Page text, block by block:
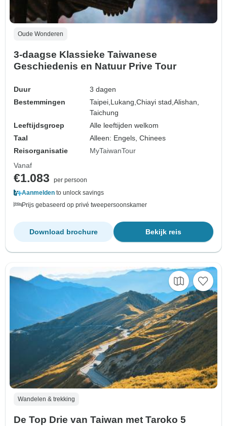
Oude Wonderen
3-daagse Klassieke Taiwanese
Geschiedenis en Natuur Prive Tour
Duur
3 dagen
Bestemmingen
Taipei,Lukang,Chiayi stad,Alishan,
Taichung
Leeftijdsgroep
Alle leeftijden welkom
Taal
Alleen: Engels, Chinees
Reisorganisatie
MyTaiwanTour
Vanaf
€1.083
per persoon
Aanmelden to unlock savings
Prijs gebaseerd op privé tweepersoonskamer
Bekijk reis
Download brochure
Wandelen & trekking
De Top Drie van Taiwan met Taroko 5